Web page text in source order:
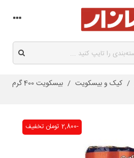
/ کیک و بیسکویت /
بیسکویت 400 گرم
تخفیف -2,800 تومان